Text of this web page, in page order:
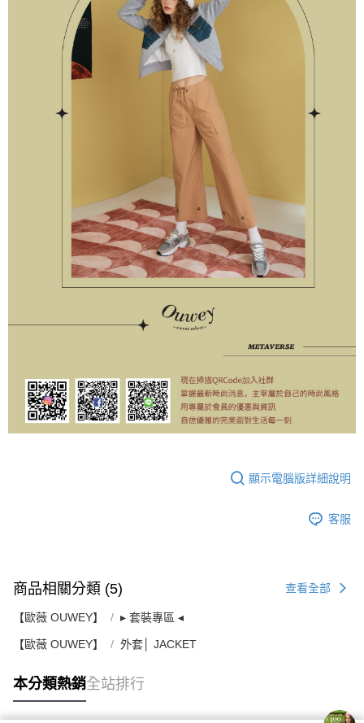
顯示電腦版詳細說明
客服
商品相關分類 (5) 查看全部
【歐薇 OUWEY】 ▸ 套裝專區 ◂
【歐薇 OUWEY】 外套│ JACKET
本分類熱銷全站排行